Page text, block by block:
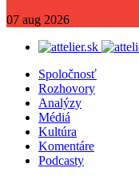
07 aug 2026
Spoločnosť
Rozhovory
Analýzy
Médiá
Kultúra
Komentáre
Podcasty